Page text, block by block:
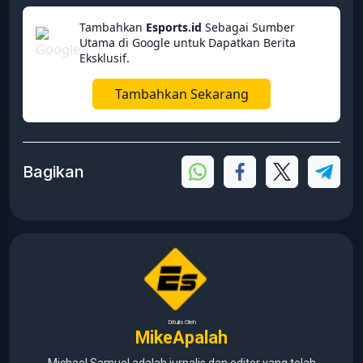
Tambahkan Esports.id Sebagai Sumber
Utama di Google untuk Dapatkan Berita
Eksklusif.
Tambahkan Sekarang
Bagikan
Ditulis Oleh
MikeApalah